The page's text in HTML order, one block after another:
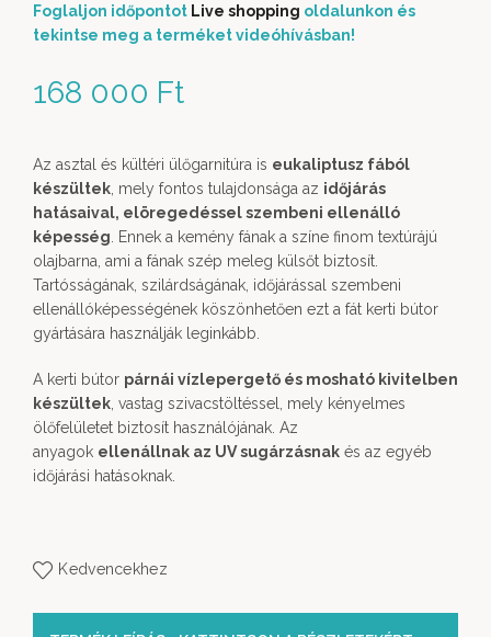
168 000 Ft
Foglaljon időpontot Live shopping oldalunkon és
tekintse meg a terméket videóhívásban!
Az asztal és kültéri ülőgarnitúra is eukaliptusz fából
készültek , mely fontos tulajdonsága az időjárás
hatásaival, elöregedéssel szembeni ellenálló
képesség . Ennek a kemény fának a színe finom textúrájú
olajbarna, ami a fának szép meleg külsőt biztosít.
Tartósságának, szilárdságának, időjárással szembeni
ellenállóképességének köszönhetően ezt a fát kerti bútor
gyártására használják leginkább.
A kerti bútor párnái vízlepergető és mosható kivitelben
készültek , vastag szivacstöltéssel, mely kényelmes
ölőfelületet biztosít használójának. Az
anyagok ellenállnak az UV sugárzásnak és az egyéb
időjárási hatásoknak.
Kedvencekhez